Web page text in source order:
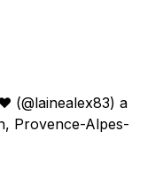
(@lainealex83) a
Provence-Alpes-